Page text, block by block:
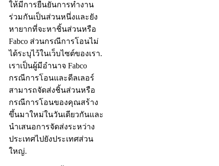
ให้มีการยืนยันการทำงาน
ร่วมกันเป็นส่วนหนึ่งและยัง
หายากที่จะหาชิ้นส่วนหรือ
Fabco ส่วนกรณีการโอนไม่
ได้ระบุไว้ในเว็บไซต์ของเรา.
เราเป็นผู้มีอำนาจ Fabco
กรณีการโอนและดีลเลอร์
สามารถจัดส่งชิ้นส่วนหรือ
กรณีการโอนของคุณสร้าง
ขึ้นมาใหม่ในวันเดียวกันและ
นำเสนอการจัดส่งระหว่าง
ประเทศไปยังประเทศส่วน
ใหญ่.